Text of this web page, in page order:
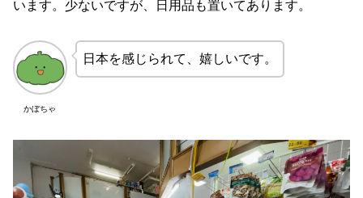
います。少ないですが、日用品も置いてあります。
かぼちゃ
日本を感じられて、嬉しいです。